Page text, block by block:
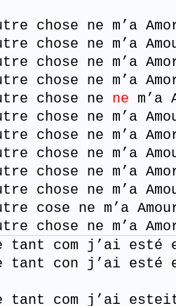
chose ne m’a
chose ne m’a
chose ne m’a
chose ne m’a
chose ne ne
chose ne m’a
chose ne m’a
chose ne m’a
chose ne m’a
chose ne m’a
cose ne m’a
chose ne m’a
tant com j’ai esté
tant con j’ai esté
tant com j’ai